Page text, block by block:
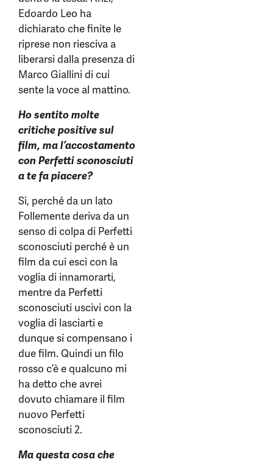
Edoardo Leo ha
dichiarato che finite le
riprese non riesciva a
liberarsi dalla presenza di
Marco Giallini di cui
sente la voce al mattino.
Ho sentito molte
critiche positive sul
film, ma l’accostamento
con Perfetti sconosciuti
a te fa piacere?
Si, perché da un lato
Follemente deriva da un
senso di colpa di Perfetti
sconosciuti perché è un
film da cui esci con la
voglia di innamorarti,
mentre da Perfetti
sconosciuti uscivi con la
voglia di lasciarti e
dunque si compensano i
due film. Quindi un filo
rosso c’è e qualcuno mi
ha detto che avrei
dovuto chiamare il film
nuovo Perfetti
sconosciuti 2.
Ma questa cosa che